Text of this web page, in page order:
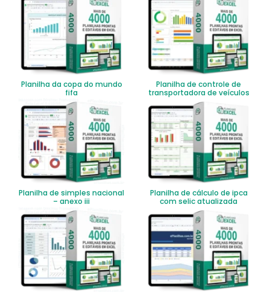
Planilha da copa do mundo
fifa
Planilha de controle de
transportadora de veículos
Planilha de simples nacional
– anexo iii
Planilha de cálculo de ipca
com selic atualizada